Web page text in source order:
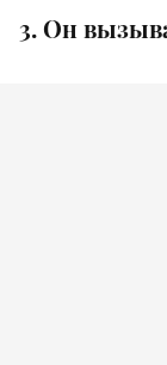
3. Он